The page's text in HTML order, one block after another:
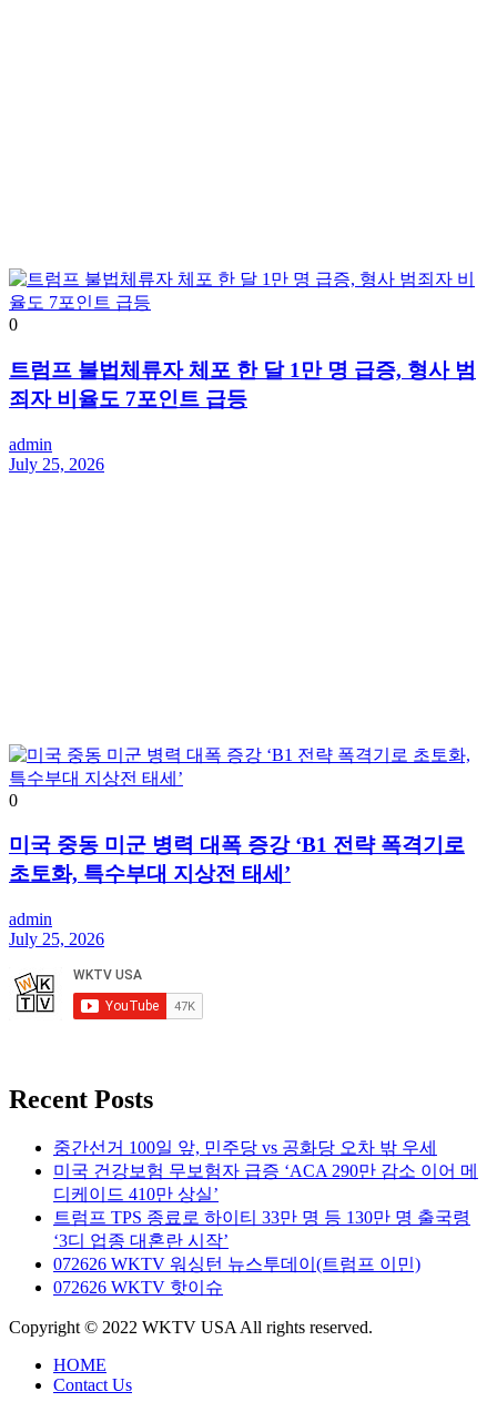
0
트럼프 불법체류자 체포 한 달 1만 명 급증, 형사 범
죄자 비율도 7포인트 급등
admin
July 25, 2026
0
미국 중동 미군 병력 대폭 증강 ‘B1 전략 폭격기로
초토화, 특수부대 지상전 태세’
admin
July 25, 2026
Recent Posts
중간선거 100일 앞, 민주당 vs 공화당 오차 밖 우세
미국 건강보험 무보험자 급증 ‘ACA 290만 감소 이어 메
디케이드 410만 상실’
트럼프 TPS 종료로 하이티 33만 명 등 130만 명 출국령
‘3디 업종 대혼란 시작’
072626 WKTV 워싱턴 뉴스투데이(트럼프 이민)
072626 WKTV 핫이슈
Copyright © 2022 WKTV USA All rights reserved.
HOME
Contact Us